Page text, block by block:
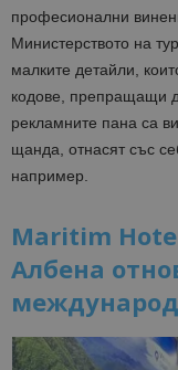
професионални
Министерството на
малките детайли,
кодове, препращащи
рекламните пана са
щанда, отнасят със
например.
Maritim
Албена